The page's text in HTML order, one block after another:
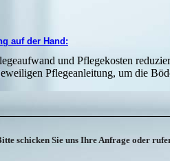
auf der Hand:
und Pflegekosten
Pflegeanleitung, um die
schicken Sie uns IhreAnfrage oder